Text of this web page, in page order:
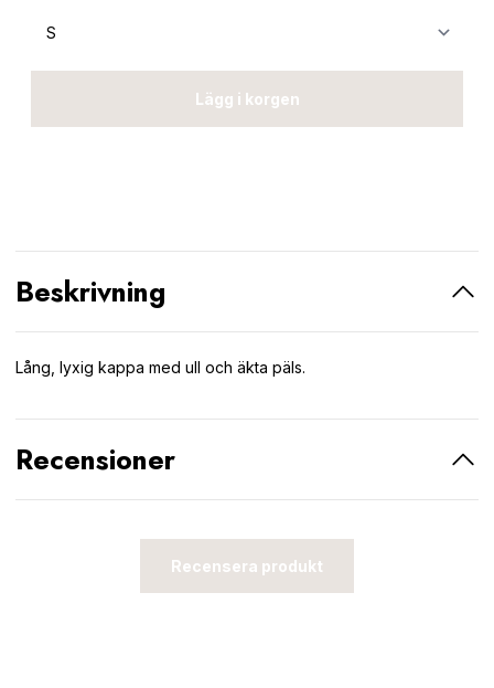
Lägg i korgen
Beskrivning
Lång, lyxig kappa med ull och äkta päls.
Recensioner
Recensera produkt